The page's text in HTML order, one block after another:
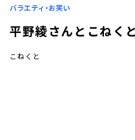
ログイン
バラエティ・お笑い
平野綾さんとこねくと
こねくと